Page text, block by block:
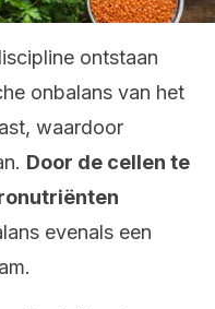
ontstaan
onbalans van het
waardoor
Door de cellen te
evenals een